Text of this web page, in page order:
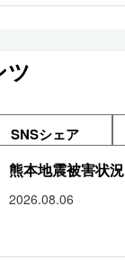
ツ
SNSシェア
熊本地震被害状況
2026.08.06